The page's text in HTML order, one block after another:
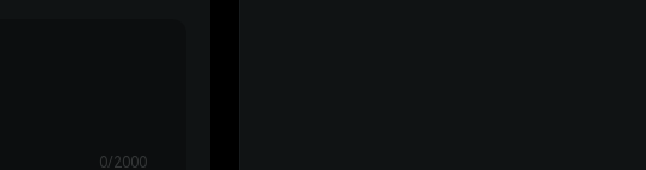
0/2000